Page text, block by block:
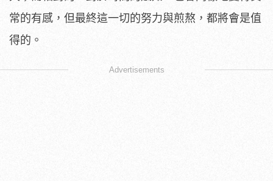
常的有感，但最終這一切的努力與煎熬，都將會是值
得的。
Advertisements